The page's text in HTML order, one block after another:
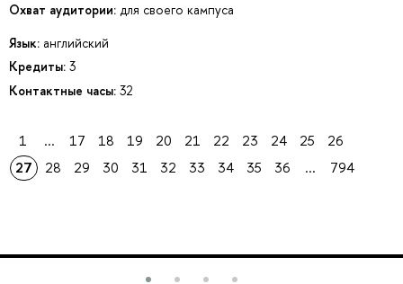
Охват аудитории: для своего кампуса
Язык: английский
Кредиты: 3
Контактные часы: 32
1 ... 17 18 19 20 21 22 23 24 25
26
27
28 29 30 31 32 33 34 35 36 ... 794